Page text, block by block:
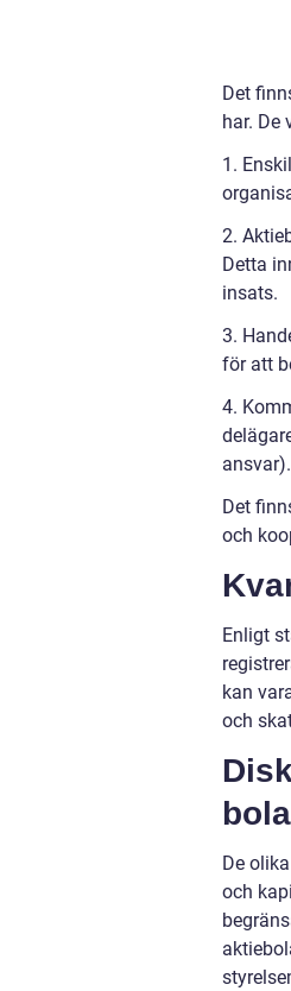
Det
har. De
1.
2.
Detta
insats.
3.
för att
4.
ansvar).
Det
och
Enligt
kan
och
De
och